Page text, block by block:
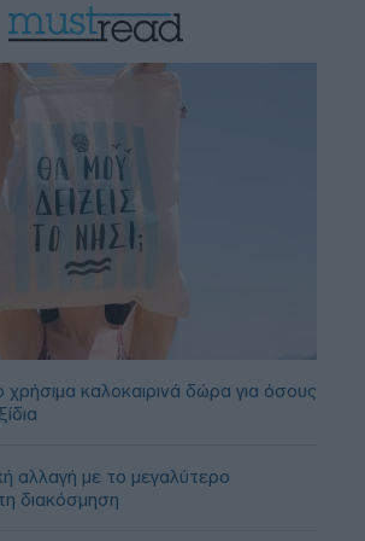
καλοκαιρινά δώρα για όσους
αλλαγή με το μεγαλύτερο
διακόσμηση